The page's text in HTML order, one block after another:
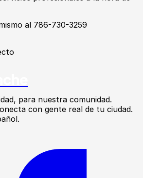
al 786-730-3259
para nuestra comunidad.
con gente real de tu ciudad.